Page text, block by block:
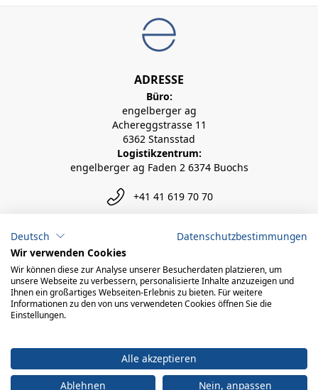
ADRESSE
Büro:
engelberger ag
Achereggstrasse 11
6362 Stansstad
Logistikzentrum:
engelberger ag Faden 2 6374 Buochs
+41 41 619 70 70
info@engelberger.ch
© 2026 engelberger ag
Deutsch
Datenschutzbestimmungen
Wir verwenden Cookies
Wir können diese zur Analyse unserer Besucherdaten platzieren, um
unsere Webseite zu verbessern, personalisierte Inhalte anzuzeigen und
Ihnen ein großartiges Webseiten-Erlebnis zu bieten. Für weitere
Informationen zu den von uns verwendeten Cookies öffnen Sie die
Einstellungen.
Alle akzeptieren
Ablehnen
Nein, anpassen